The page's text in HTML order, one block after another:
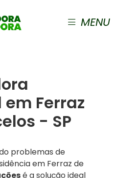
MENU
Ferraz
- SP
problemas de
em Ferraz de
é a solução ideal